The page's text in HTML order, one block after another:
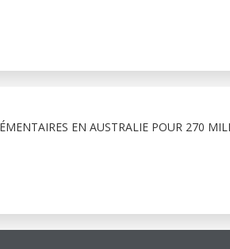
EN AUSTRALIE POUR 270